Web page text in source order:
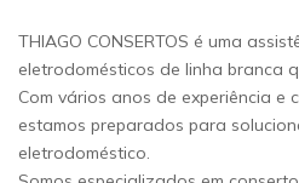
THIAGO CONSERTOS é uma
eletrodomésticos de linha branca
Com vários anos de experiência e
estamos preparados para
eletrodoméstico.